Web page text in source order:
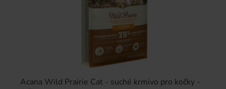
Acana Wild Prairie Cat - suché krmivo pro kočky -